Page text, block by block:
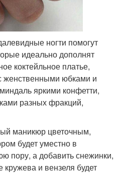
ногти помогут
идеально дополнят
коктейльное платье,
женственными юбками и
яркими конфетти,
разных фракций,
маникюр цветочным,
будет уместно в
пору, а добавить снежинки,
и вензеля будет